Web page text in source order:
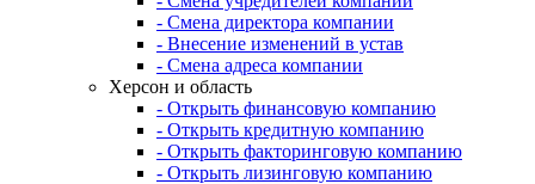
- Смена директора компании
- Внесение изменений в устав
- Смена адреса компании
Херсон и область
- Открыть финансовую компанию
- Открыть кредитную компанию
- Открыть факторинговую компанию
- Открыть лизинговую компанию